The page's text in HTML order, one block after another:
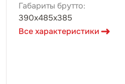
Габариты брутто:
390х485х385
Все характеристики